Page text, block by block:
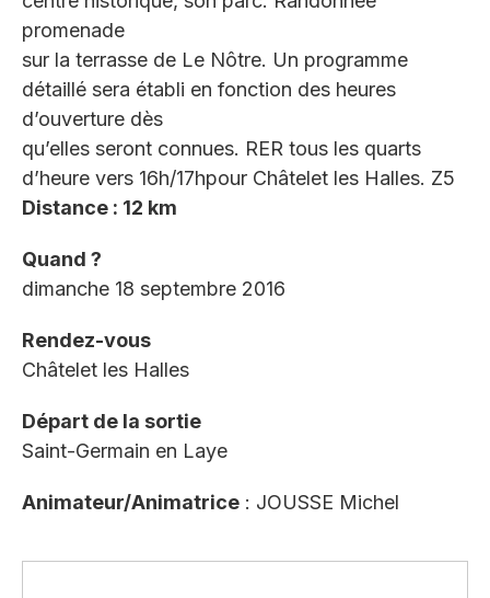
promenade
sur la terrasse de Le Nôtre. Un programme
détaillé sera établi en fonction des heures
d’ouverture dès
qu’elles seront connues. RER tous les quarts
d’heure vers 16h/17hpour Châtelet les Halles. Z5
Distance : 12 km
Quand ?
dimanche 18 septembre 2016
Rendez-vous
Châtelet les Halles
Départ de la sortie
Saint-Germain en Laye
Animateur/Animatrice : JOUSSE Michel